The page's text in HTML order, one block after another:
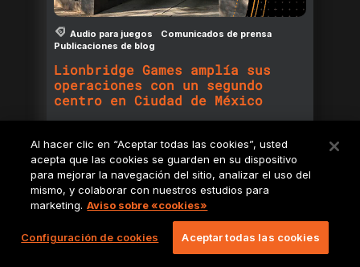
Audio para juegos
Comunicados de prensa
Publicaciones de blog
Lionbridge Games amplía sus
operaciones con un segundo
centro en Ciudad de México
prestaciones en español de Latinoamérica en
los servicios de localización, audio y
multimedia.
PublicadoFebrero 6, 2025 porLionbridge
Al hacer clic en “Aceptar todas las cookies”, usted
acepta que las cookies se guarden en su dispositivo
para mejorar la navegación del sitio, analizar el uso del
mismo, y colaborar con nuestros estudios para
marketing. Aviso sobre «cookies»
Configuración de cookies Aceptar todas las cookies